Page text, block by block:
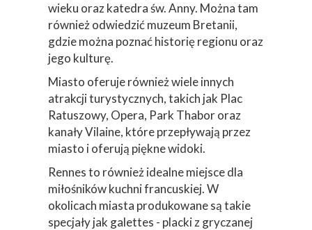
wieku oraz katedra św. Anny. Można tam
również odwiedzić muzeum Bretanii,
gdzie można poznać historię regionu oraz
jego kulturę.
Miasto oferuje również wiele innych
atrakcji turystycznych, takich jak Plac
Ratuszowy, Opera, Park Thabor oraz
kanały Vilaine, które przepływają przez
miasto i oferują piękne widoki.
Rennes to również idealne miejsce dla
miłośników kuchni francuskiej. W
okolicach miasta produkowane są takie
specjały jak galettes - placki z gryczanej